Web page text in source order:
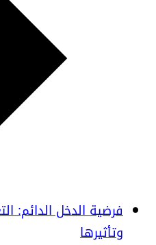
فرضية الدخل الدائم:
وتأثيرها